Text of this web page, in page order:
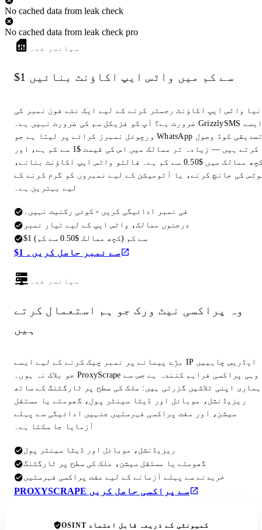
No cached data from leak check
No cached data from leak check pro
سپانسر شدہ
$1 سے کم میں واٹس ایپ اکاؤنٹ بنائیں
نیا واٹس ایپ اکاؤنٹ رجسٹر کرنے کے لیے ایک نئے فون نمبر کی
ضرورت ہے؟ آپ کو فزیکل سم کی ضرورت نہیں ہے۔ GrizzlySMS ایسے
ورچوئل نمبرز کرائے پر لیتا ہے جو WhatsApp تصدیقی کوڈ وصول
کرتے ہیں — زیادہ تر ممالک میں اس کی قیمت $1 سے کم ہے، اور
کچھ ممالک میں $0.50 سے کم ہے۔ فالتو واٹس ایپ اکاؤنٹ بنانے،
کی جانچ کرنے، یا آٹومیشن کے لیے نمبروں کو گرم کرنے کے
لیے بہترین ہے۔
فی نمبر ادائیگی کریں - کوئی رکنیت نہیں۔
درجنوں ممالک، واٹس ایپ کے لیے تیار نمبر
$1 سے کم (کچھ ممالک $0.50 سے کم)
$1 سے نمبر حاصل کریں۔
سپانسر شدہ
وہ پراکسی نیٹ ورک جو ہم استعمال کرتے
ہیں
بڑے پیمانے پر نمبر چیک کرنے کے لیے ایسے IP ایڈریس چاہییں
جو بلاک نہ ہوں۔ ProxyScrape وہی پراکسی فراہم کنندہ ہے جس سے
ہماری اپنی تلاشیں گزرتی ہیں: ملک کی سطح پر ٹارگٹنگ کے ساتھ
ریزیڈنشل، موبائل اور ڈیٹا سینٹر پول، گھومتے یا مستقل
سیشن، اور مفت پراکسی فہرستیں جنہیں ادائیگی سے پہلے
آزمایا جا سکتا ہے۔
ریزیڈنشل، موبائل اور ڈیٹا سینٹر پول
گھومتے یا مستقل سیشن، ملک کی سطح پر ٹارگٹنگ
خریدنے سے پہلے آزمانے کے لیے مفت پراکسی فہرستیں
PROXYSCRAPE سے پراکسی حاصل کریں
OSINT کمیونٹی کے ذریعہ قابل اعتماد